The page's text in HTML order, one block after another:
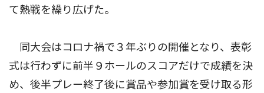
て熱戦を繰り広げた。
同大会はコロナ禍で３年ぶりの開催となり、表彰
式は行わずに前半９ホールのスコアだけで成績を決
め、後半プレー終了後に賞品や参加賞を受け取る形